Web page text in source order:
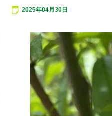
2025年04月30日